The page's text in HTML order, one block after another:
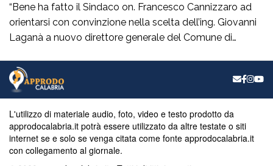
“Bene ha fatto il Sindaco on. Francesco Cannizzaro ad
orientarsi con convinzione nella scelta dell’ing. Giovanni
Laganà a nuovo direttore generale del Comune di
profilo che avendo maturato con successo esperienze in
ruoli di alta responsabilità sia sul versante tecnico che in
quello amministrativo -contabile costituisce […]
L'utilizzo di materiale audio, foto, video e testo prodotto da
approdocalabria.it potrà essere utilizzato da altre testate o siti
internet se e solo se venga citata come fonte approdocalabria.it
con collegamento al giornale.